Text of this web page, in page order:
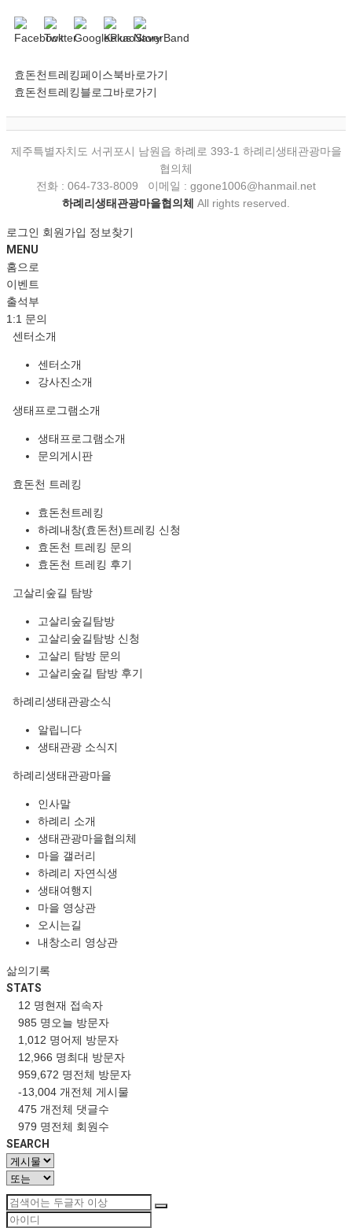
효돈천트레킹페이스북바로가기
효돈천트레킹블로그바로가기
제주특별자치도 서귀포시 남원읍 하례로 393-1 하례리생태관광마을
협의체
전화 : 064-733-8009 이메일 : ggone1006@hanmail.net
하례리생태관광마을협의체 All rights reserved.
로그인 회원가입 정보찾기
MENU
홈으로
이벤트
출석부
1:1 문의
센터소개
센터소개
강사진소개
생태프로그램소개
생태프로그램소개
문의게시판
효돈천 트레킹
효돈천트레킹
하례내창(효돈천)트레킹 신청
효돈천 트레킹 문의
효돈천 트레킹 후기
고살리숲길 탐방
고살리숲길탐방
고살리숲길탐방 신청
고살리 탐방 문의
고살리숲길 탐방 후기
하례리생태관광소식
알립니다
생태관광 소식지
하례리생태관광마을
인사말
하례리 소개
생태관광마을협의체
마을 갤러리
하례리 자연식생
생태여행지
마을 영상관
오시는길
내창소리 영상관
삶의기록
STATS
12 명현재 접속자
985 명 오늘 방문자
1,012 명어제 방문자
12,966 명최대 방문자
959,672 명전체 방문자
-13,004 개전체 게시물
475 개전체 댓글수
979 명전체 회원수
SEARCH